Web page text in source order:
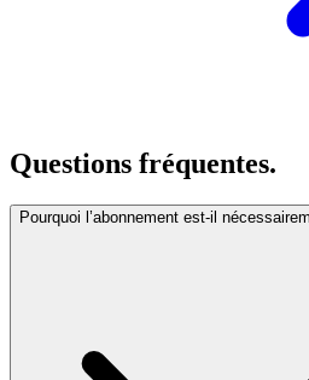
Questions fréquentes.
Pourquoi l’abonnement est-il